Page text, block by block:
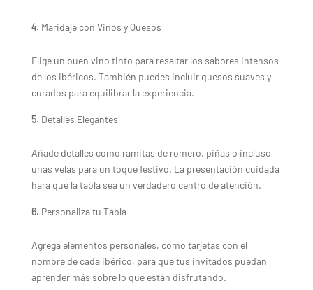
Maridaje con Vinos y Quesos
Elige un buen vino tinto para resaltar los sabores intensos
de los ibéricos. También puedes incluir quesos suaves y
curados para equilibrar la experiencia.
Detalles Elegantes
Añade detalles como ramitas de romero, piñas o incluso
unas velas para un toque festivo. La presentación cuidada
hará que la tabla sea un verdadero centro de atención.
Personaliza tu Tabla
Agrega elementos personales, como tarjetas con el
nombre de cada ibérico, para que tus invitados puedan
aprender más sobre lo que están disfrutando.